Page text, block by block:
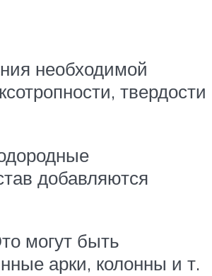
необходимой
твердости
добавляются
могут быть
арки, колонны и т.